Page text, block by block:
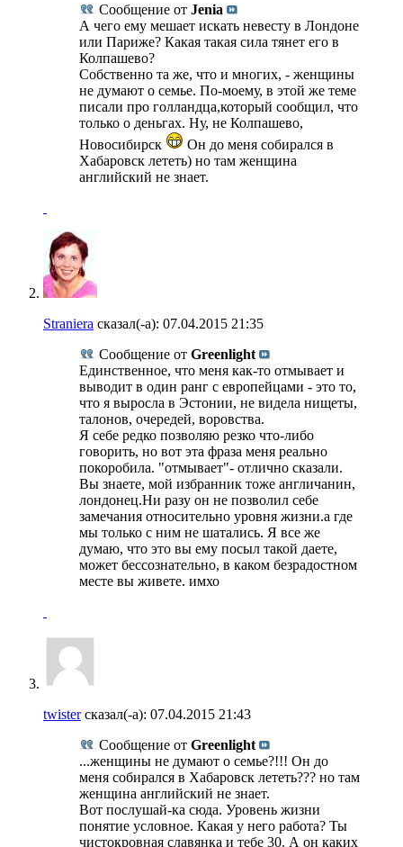
Сообщение от Jenia
А чего ему мешает искать невесту в Лондоне
или Париже? Какая такая сила тянет его в
Колпашево?
Собственно та же, что и многих, - женщины
не думают о семье. По-моему, в этой же теме
писали про голландца,который сообщил, что
только о деньгах. Ну, не Колпашево,
Новосибирск
Он до меня собирался в
Хабаровск лететь) но там женщина
английский не знает.
Straniera сказал(-а): 07.04.2015 21:35
Сообщение от Greenlight
Единственное, что меня как-то отмывает и
выводит в один ранг с европейцами - это то,
что я выросла в Эстонии, не видела нищеты,
талонов, очередей, воровства.
Я себе редко позволяю резко что-либо
говорить, но вот эта фраза меня реально
покоробила. "отмывает"- отлично сказали.
Вы знаете, мой избранник тоже англичанин,
лондонец.Ни разу он не позволил себе
замечания относительно уровня жизни.а где
мы только с ним не шатались. Я все же
думаю, что это вы ему посыл такой даете,
может бессознательно, в каком безрадостном
месте вы живете. имхо
twisterсказал(-а): 07.04.2015 21:43
Сообщение от Greenlight
...женщины не думают о семье?!!! Он до
меня собирался в Хабаровск лететь??? но там
женщина английский не знает.
Вот послушай-ка сюда. Уровень жизни
понятие условное. Какая у него работа? Ты
чистокровная славянка и тебе 30. А он каких